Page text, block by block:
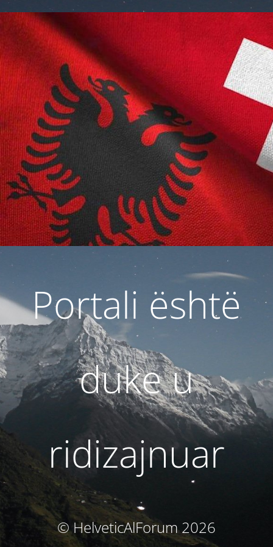
Portali është
duke u
ridizajnuar
© HelveticAlForum 2026